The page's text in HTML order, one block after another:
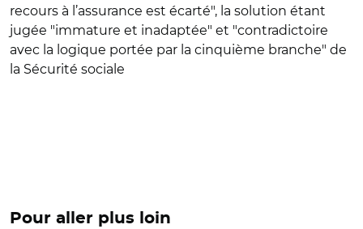
recours à l’assurance est écarté", la solution étant
jugée "immature et inadaptée" et "contradictoire
avec la logique portée par la cinquième branche" de
la Sécurité sociale
Pour aller plus loin